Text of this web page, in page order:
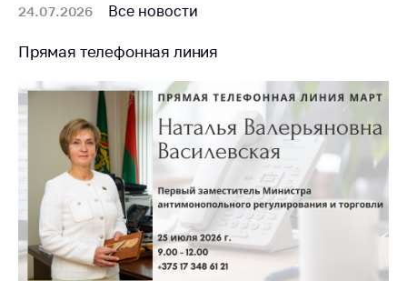
24.07.2026 Все новости
Прямая телефонная линия